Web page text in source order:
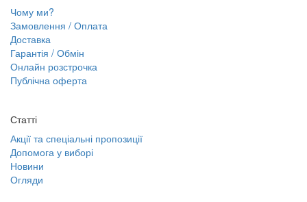
Чому ми?
Замовлення / Оплата
Доставка
Гарантія / Обмін
Онлайн розстрочка
Публічна оферта
Статті
Акції та спеціальні пропозиції
Допомога у виборі
Новини
Огляди